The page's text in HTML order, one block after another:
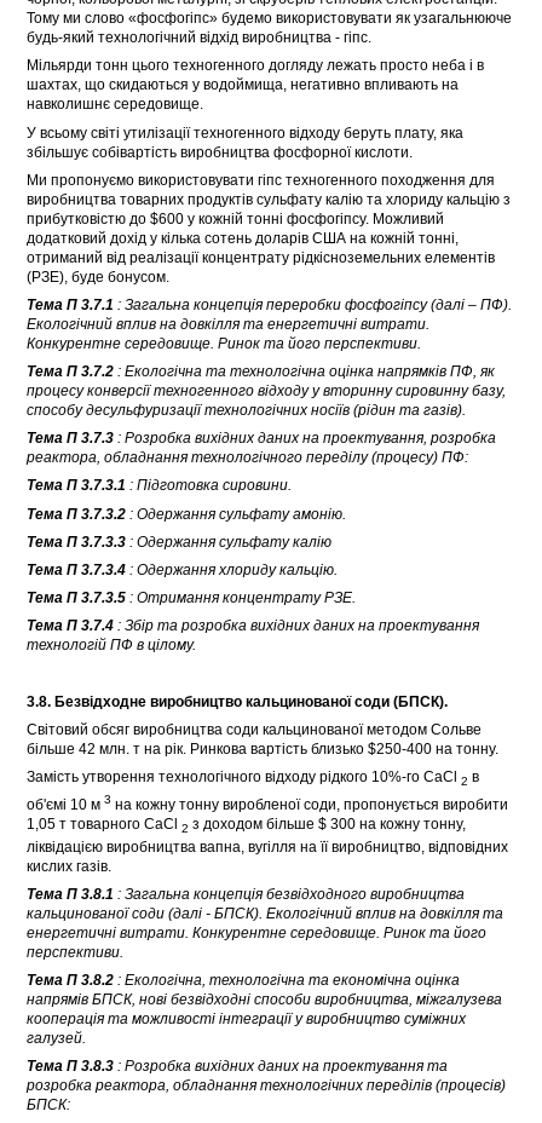
Тому ми слово «фосфогіпс» будемо використовувати як узагальнююче
будь-який технологічний відхід виробництва - гіпс.
Мільярди тонн цього техногенного догляду лежать просто неба і в
шахтах, що скидаються у водоймища, негативно впливають на
навколишнє середовище.
У всьому світі утилізації техногенного відходу беруть плату, яка
збільшує собівартість виробництва фосфорної кислоти.
Ми пропонуємо використовувати гіпс техногенного походження для
виробництва товарних продуктів сульфату калію та хлориду кальцію з
прибутковістю до $600 у кожній тонні фосфогіпсу. Можливий
додатковий дохід у кілька сотень доларів США на кожній тонні,
отриманий від реалізації концентрату рідкісноземельних елементів
(РЗЕ), буде бонусом.
Тема П 3.7.1 : Загальна концепція переробки фосфогіпсу (далі – ПФ).
Екологічний вплив на довкілля та енергетичні витрати.
Конкурентне середовище. Ринок та його перспективи.
Тема П 3.7.2 : Екологічна та технологічна оцінка напрямків ПФ, як
процесу конверсії техногенного відходу у вторинну сировинну базу,
способу десульфуризації технологічних носіїв (рідин та газів).
Тема П 3.7.3 : Розробка вихідних даних на проектування, розробка
реактора, обладнання технологічного переділу (процесу) ПФ:
Тема П 3.7.3.1 : Підготовка сировини.
Тема П 3.7.3.2 : Одержання сульфату амонію.
Тема П 3.7.3.3 : Одержання сульфату калію
Тема П 3.7.3.4 : Одержання хлориду кальцію.
Тема П 3.7.3.5 : Отримання концентрату РЗЕ.
Тема П 3.7.4 : Збір та розробка вихідних даних на проектування
технологій ПФ в цілому.
3.8. Безвідходне виробництво кальцинованої соди (БПСК).
Світовий обсяг виробництва соди кальцинованої методом Сольве
більше 42 млн. т на рік. Ринкова вартість близько $250-400 на тонну.
Замість утворення технологічного відходу рідкого 10%-го CaCl2 в
об'ємі 10 м3 на кожну тонну виробленої соди, пропонується виробити
1,05 т товарного CaCl2 з доходом більше $ 300 на кожну тонну,
ліквідацією виробництва вапна, вугілля на її виробництво, відповідних
кислих газів.
Тема П 3.8.1 : Загальна концепція безвідходного виробництва
кальцинованої соди (далі - БПСК). Екологічний вплив на довкілля та
енергетичні витрати. Конкурентне середовище. Ринок та його
перспективи.
Тема П 3.8.2 : Екологічна, технологічна та економічна оцінка
напрямів БПСК, нові безвідходні способи виробництва, міжгалузева
кооперація та можливості інтеграції у виробництво суміжних
галузей.
Тема П 3.8.3 : Розробка вихідних даних на проектування та
розробка реактора, обладнання технологічних переділів (процесів)
БПСК: